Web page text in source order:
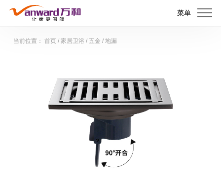
菜单
当前位置： 首页/ 家居卫浴 / 五金 / 地漏